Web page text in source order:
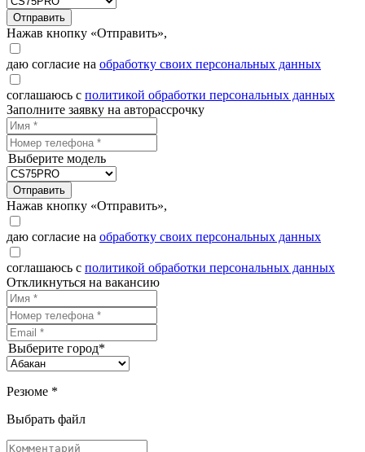
Отправить
Нажав кнопку «Отправить»,
даю согласие на обработку своих персональных данных
соглашаюсь с политикой обработки персональных данных
Заполните заявку на авторассрочку
Выберите модель
Отправить
Нажав кнопку «Отправить»,
даю согласие на обработку своих персональных данных
соглашаюсь с политикой обработки персональных данных
Откликнуться на вакансию
Выберите город*
Резюме *
Выбрать файл